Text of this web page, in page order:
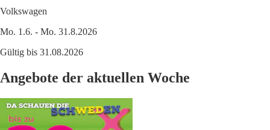
Volkswagen
Mo. 1.6. - Mo. 31.8.2026
Gültig bis 31.08.2026
Angebote der aktuellen Woche